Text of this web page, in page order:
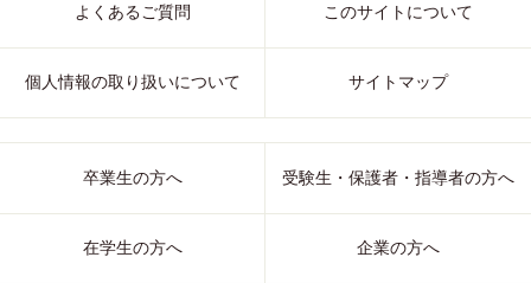
よくあるご質問 このサイトについて
個人情報の取り扱いについて サイトマップ
卒業生の方へ 受験生・保護者・指導者の方へ
在学生の方へ 企業の方へ